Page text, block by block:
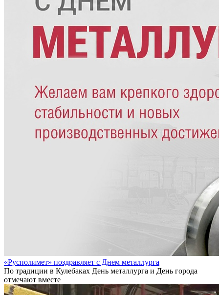
«Русполимет» поздравляет с Днем металлурга
По традиции в Кулебаках День металлурга и День города
отмечают вместе